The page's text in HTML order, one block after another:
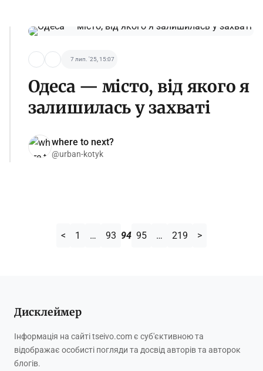
7 лип. '25, 15:07
Одеса — місто, від якого я
залишилась у захваті
where to next?
@urban-kotyk
< 1 … 93 94 95 … 219 >
Дисклеймер
Інформація на сайті tseivo.com є суб'єктивною та
відображає особисті погляди та досвід авторів та авторок
блогів.